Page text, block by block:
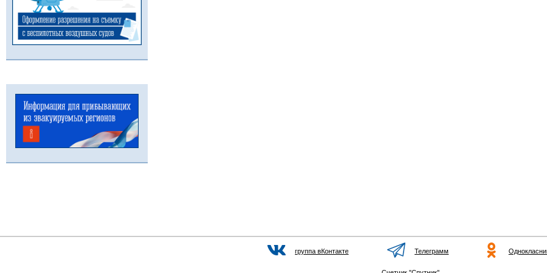
группа вКонтакте Телеграмм